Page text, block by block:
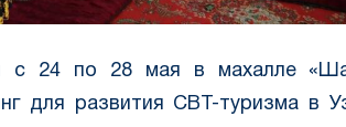
с 24 по 28 мая в махалле
для развития СBT-туризма в